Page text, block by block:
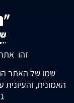
זהו
שמו של האתר
האמונית,